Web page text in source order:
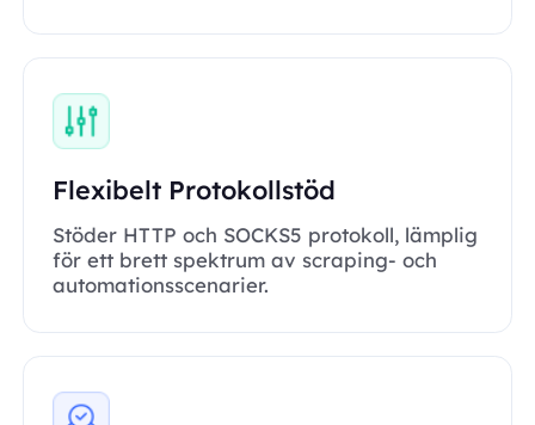
Flexibelt Protokollstöd
Stöder HTTP och SOCKS5 protokoll, lämplig
för ett brett spektrum av scraping- och
automationsscenarier.